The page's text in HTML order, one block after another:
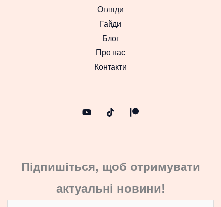
Огляди
Гайди
Блог
Про нас
Контакти
Підпишіться, щоб отримувати
актуальні новини!